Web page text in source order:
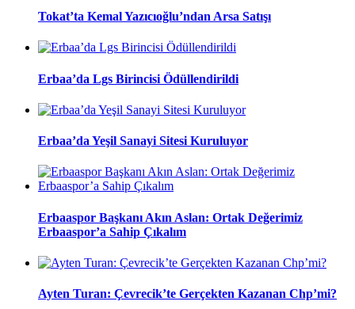
Tokat’ta Kemal Yazıcıoğlu’ndan Arsa Satışı
Erbaa’da Lgs Birincisi Ödüllendirildi
Erbaa’da Yeşil Sanayi Sitesi Kuruluyor
Erbaaspor Başkanı Akın Aslan: Ortak Değerimiz
Erbaaspor’a Sahip Çıkalım
Ayten Turan: Çevrecik’te Gerçekten Kazanan Chp’mi?